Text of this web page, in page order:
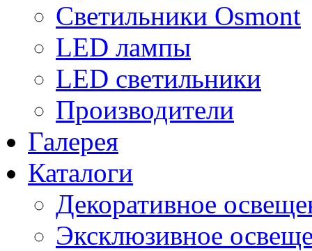
Светильники Osmont
LED лампы
LED светильники
Производители
Галерея
Каталоги
Декоративное
Эксклюзивное